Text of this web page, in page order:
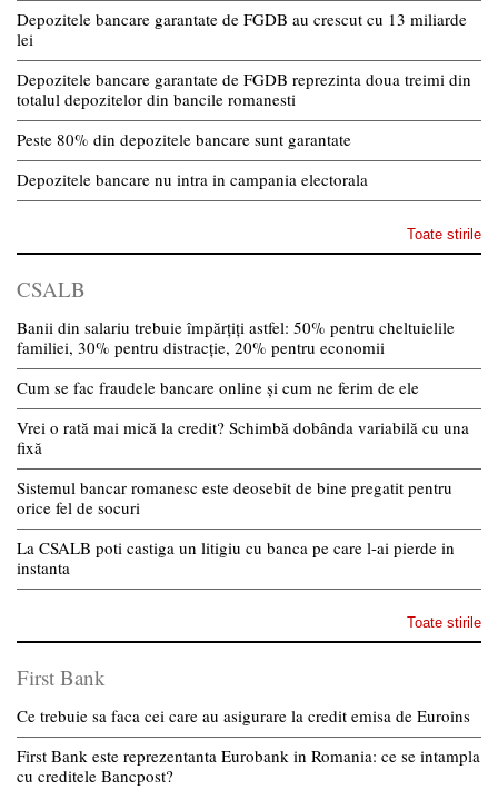
Depozitele bancare garantate de FGDB au crescut cu 13 miliarde
lei
Depozitele bancare garantate de FGDB reprezinta doua treimi din
totalul depozitelor din bancile romanesti
Peste 80% din depozitele bancare sunt garantate
Depozitele bancare nu intra in campania electorala
Toate stirile
CSALB
Banii din salariu trebuie împărțiți astfel: 50% pentru cheltuielile
familiei, 30% pentru distracție, 20% pentru economii
Cum se fac fraudele bancare online și cum ne ferim de ele
Vrei o rată mai mică la credit? Schimbă dobânda variabilă cu una
fixă
Sistemul bancar romanesc este deosebit de bine pregatit pentru
orice fel de socuri
La CSALB poti castiga un litigiu cu banca pe care l-ai pierde in
instanta
Toate stirile
First Bank
Ce trebuie sa faca cei care au asigurare la credit emisa de Euroins
First Bank este reprezentanta Eurobank in Romania: ce se intampla
cu creditele Bancpost?